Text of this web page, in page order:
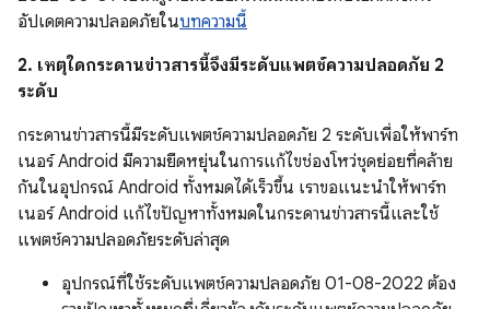
อัปเดตความปลอดภัยในบทความนี้
2. เหตุใดกระดานข่าวสารนี้จึงมีระดับแพตช์ความปลอดภัย 2
ระดับ
กระดานข่าวสารนี้มีระดับแพตช์ความปลอดภัย 2 ระดับเพื่อให้พาร์ท
เนอร์ Android มีความยืดหยุ่นในการแก้ไขช่องโหว่ชุดย่อยที่คล้าย
กันในอุปกรณ์ Android ทั้งหมดได้เร็วขึ้น เราขอแนะนำให้พาร์ท
เนอร์ Android แก้ไขปัญหาทั้งหมดในกระดานข่าวสารนี้และใช้
แพตช์ความปลอดภัยระดับล่าสุด
อุปกรณ์ที่ใช้ระดับแพตช์ความปลอดภัย 01-08-2022 ต้อง